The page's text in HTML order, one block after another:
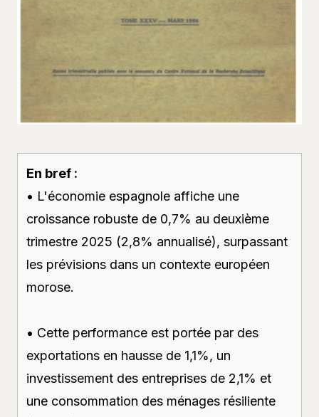
En bref :
• L'économie espagnole affiche une
croissance robuste de 0,7% au deuxième
trimestre 2025 (2,8% annualisé), surpassant
les prévisions dans un contexte européen
morose.
• Cette performance est portée par des
exportations en hausse de 1,1%, un
investissement des entreprises de 2,1% et
une consommation des ménages résiliente